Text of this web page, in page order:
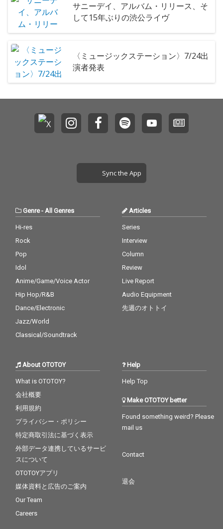
サニーデイ、アルバム・リリース、そ
して15年ぶりの渋公ライヴ
〈ミュージックステーション〉7/24出
演者発表
Sync the App
Genre-All Genres
Hi-res
Rock
Pop
Idol
Anime/Game/Voice Actor
Hip Hop/R&B
Dance/Electronic
Jazz/World
Classical/Soundtrack
Articles
Series
Interview
Column
Review
Live Report
Audio Equipment
先週のオトトイ
About OTOTOY
What is OTOTOY?
会社概要
利用規約
プライバシー・ポリシー
特定商取引法に基づく表示
外部データ連携しているサービ
スについて
OTOTOYアプリ
媒体資料と広告のご案内
Our Team
Careers
Help
Help Top
Make OTOTOY better
Found something weird? Please
mail us
Contact
退会